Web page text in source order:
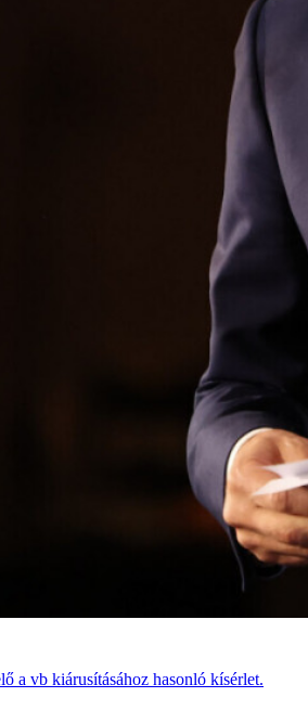
a vb kiárusításához hasonló kísérlet.